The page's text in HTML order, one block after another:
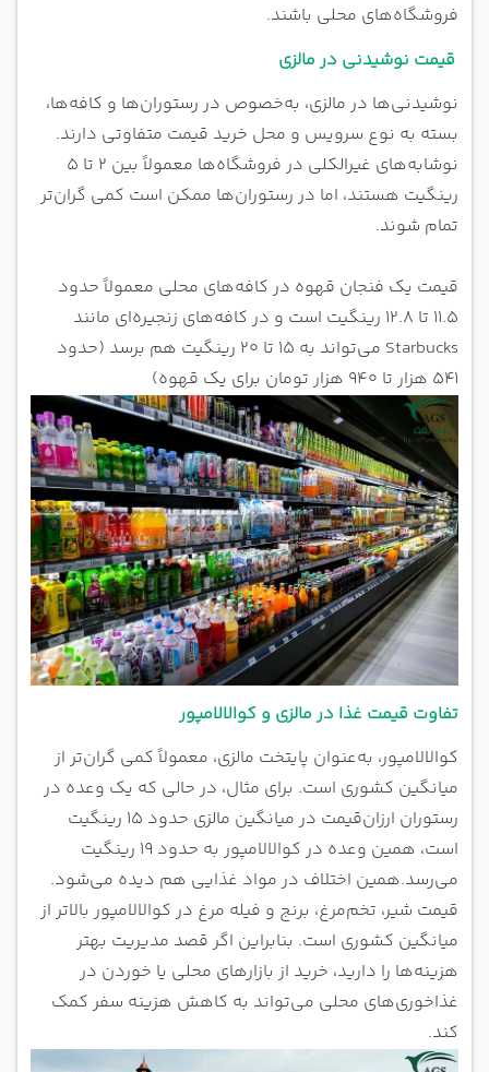
فروشگاه‌های محلی باشند.
قیمت نوشیدنی در مالزی
نوشیدنی‌ها در مالزی، به‌خصوص در رستوران‌ها و کافه‌ها،
بسته به نوع سرویس و محل خرید قیمت متفاوتی دارند.
نوشابه‌های غیرالکلی در فروشگاه‌ها معمولاً بین ۲ تا ۵
رینگیت هستند، اما در رستوران‌ها ممکن است کمی گران‌تر
تمام شوند.
قیمت یک فنجان قهوه در کافه‌های محلی معمولاً حدود
۱۱.۵ تا ۱۲.۸ رینگیت است و در کافه‌های زنجیره‌ای مانند
Starbucks می‌تواند به ۱۵ تا ۲۰ رینگیت هم برسد (حدود
۵۴۱ هزار تا ۹۴۰ هزار تومان برای یک قهوه)
تفاوت قیمت غذا در مالزی و کوالالامپور
کوالالامپور، به‌عنوان پایتخت مالزی، معمولاً کمی گران‌تر از
میانگین کشوری است. برای مثال، در حالی که یک وعده در
رستوران ارزان‌قیمت در میانگین مالزی حدود ۱۵ رینگیت
است، همین وعده در کوالالامپور به حدود ۱۹ رینگیت
می‌رسد.همین اختلاف در مواد غذایی هم دیده می‌شود.
قیمت شیر، تخم‌مرغ، برنج و فیله مرغ در کوالالامپور بالاتر از
میانگین کشوری است. بنابراین اگر قصد مدیریت بهتر
هزینه‌ها را دارید، خرید از بازارهای محلی یا خوردن در
غذاخوری‌های محلی می‌تواند به کاهش هزینه سفر کمک
کند.